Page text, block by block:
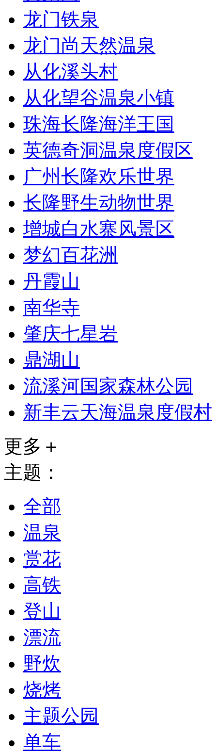
龙门铁泉
龙门尚天然温泉
从化溪头村
从化望谷温泉小镇
珠海长隆海洋王国
英德奇洞温泉度假区
广州长隆欢乐世界
长隆野生动物世界
增城白水寨风景区
梦幻百花洲
丹霞山
南华寺
肇庆七星岩
鼎湖山
流溪河国家森林公园
新丰云天海温泉度假村
更多＋
主题：
全部
温泉
赏花
高铁
登山
漂流
野炊
烧烤
主题公园
单车